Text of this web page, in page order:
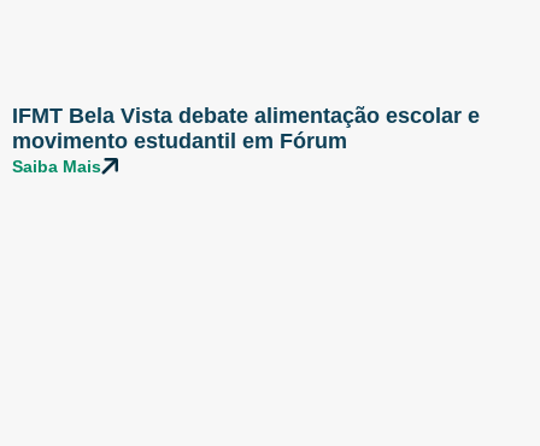
IFMT Bela Vista debate alimentação escolar e
movimento estudantil em Fórum
Saiba Mais